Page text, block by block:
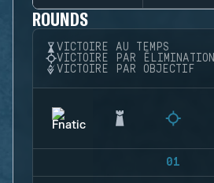
ROUNDS
VICTOIRE AU TEMPS
VICTOIRE PAR ÉLIMINATION
VICTOIRE PAR OBJECTIF
01